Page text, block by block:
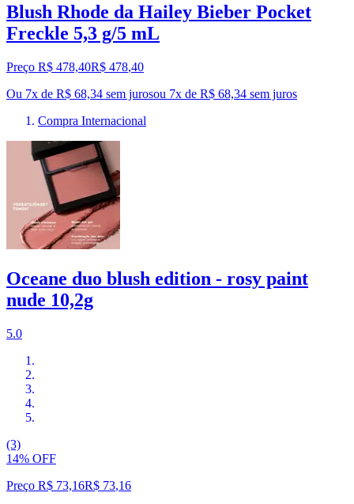
Blush Rhode da Hailey Bieber Pocket
Freckle 5,3 g/5 mL
Preço R$ 478,40R$ 478,40
Ou 7x de R$ 68,34 sem jurosou 7x de R$ 68,34 sem juros
Compra Internacional
Oceane duo blush edition - rosy paint
nude 10,2g
5.0
(3)
14% OFF
Preço R$ 73,16R$ 73,16